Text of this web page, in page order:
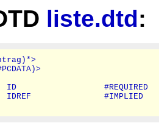
liste.dtd:
ID                  #REQUIRED
IDREF               #IMPLIED